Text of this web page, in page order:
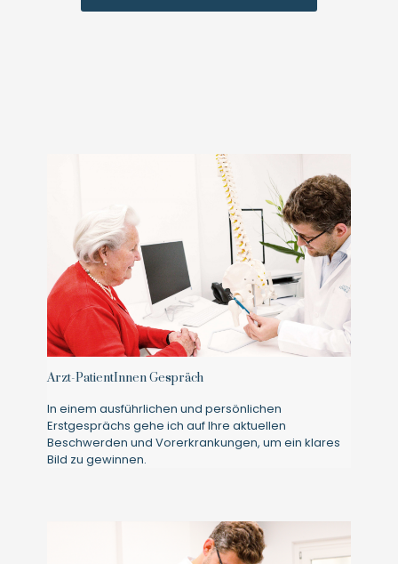
Arzt-PatientInnen Gespräch
In einem ausführlichen und persönlichen
Erstgesprächs gehe ich auf Ihre aktuellen
Beschwerden und Vorerkrankungen, um ein klares
Bild zu gewinnen.